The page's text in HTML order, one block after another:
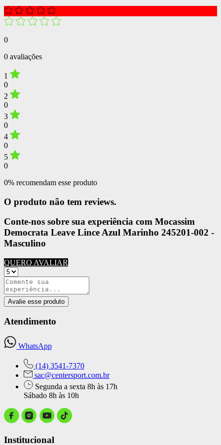
0
0 avaliações
1
0
2
0
3
0
4
0
5
0
0% recomendam esse produto
O produto não tem reviews.
Conte-nos sobre sua experiência com Mocassim
Democrata Leave Lince Azul Marinho 245201-002 -
Masculino
QUERO AVALIAR
Avalie esse produto
Atendimento
WhatsApp
(14) 3541-7370
sac@centersport.com.br
Segunda a sexta 8h às 17h
Sábado 8h às 10h
Institucional